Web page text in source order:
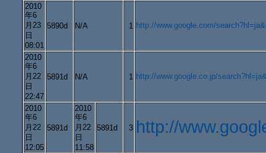
2010
年6
月23
日
08:01
5890d N/A 1 http://www.google.com/
2010
年6
月22
日
22:47
5891d N/A 1 http://www.google.co.jp/
2010
年6
月22
日
12:05
5891d
2010
年6
月22
日
11:58
5891d 3 http://